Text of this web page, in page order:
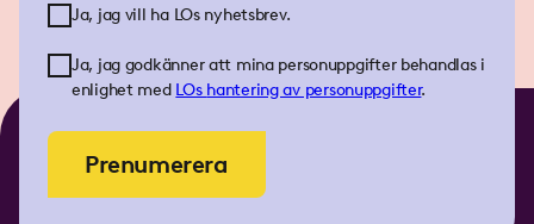
Ja, jag vill ha LOs nyhetsbrev.
Ja, jag godkänner att mina personuppgifter behandlas i
enlighet med LOs hantering av personuppgifter.
Prenumerera